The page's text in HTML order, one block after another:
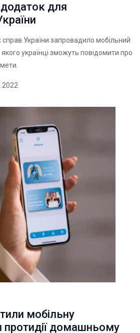
для
справ України запровадило мобільний
українці зможуть повідомити про
мобільну
домашньому